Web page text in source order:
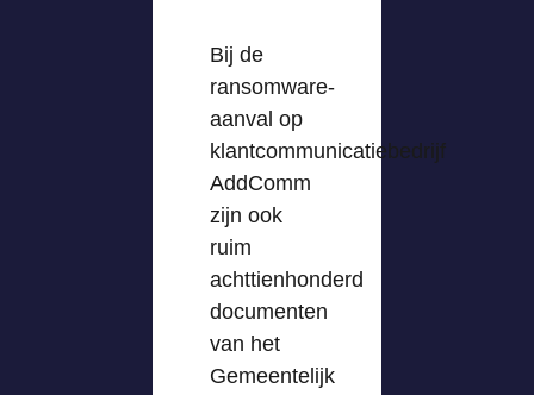
Bij de
ransomware-
aanval op
klantcommunicatiebedrijf
AddComm
zijn ook
ruim
achttienhonderd
documenten
van het
Gemeentelijk